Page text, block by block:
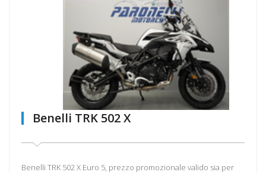
Benelli TRK 502 X
Benelli TRK 502 X Euro 5, prezzo promozionale valido sia per